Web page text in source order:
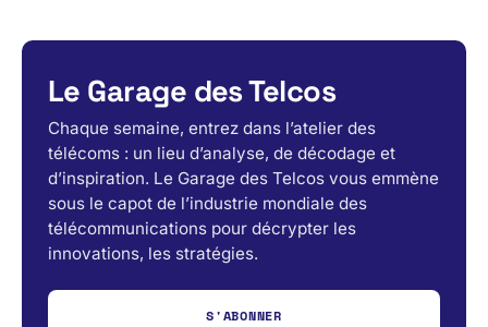
Le Garage des Telcos
Chaque semaine, entrez dans l’atelier des
télécoms : un lieu d’analyse, de décodage et
d’inspiration. Le Garage des Telcos vous emmène
sous le capot de l’industrie mondiale des
télécommunications pour décrypter les
innovations, les stratégies.
S'ABONNER